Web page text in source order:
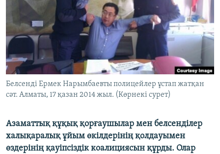
Русский
ЖАЗЫЛЫҢЫЗ
Басқа тілдерде
Белсенді Ермек Нарымбаевты полицейлер ұстап жатқан
сәт. Алматы, 17 қазан 2014 жыл. (Көрнекі сурет)
Азаматтық құқық қорғаушылар мен белсенділер
халықаралық ұйым өкілдерінің қолдауымен
өздерінің қауіпсіздік коалициясын құрды. Олар